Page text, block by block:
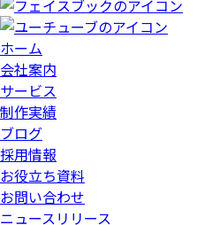
ホーム
会社案内
サービス
制作実績
ブログ
採用情報
お役立ち資料
お問い合わせ
ニュースリリース